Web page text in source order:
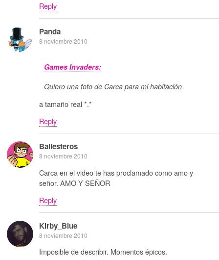
Reply
Panda
8 noviembre 2010
Games Invaders:
Quiero una foto de Carca para mi habitación
a tamaño real *.*
Reply
Ballesteros
8 noviembre 2010
Carca en el video te has proclamado como amo y
señor. AMO Y SEÑOR
Reply
Kirby_Blue
8 noviembre 2010
Imposible de describir. Momentos épicos.